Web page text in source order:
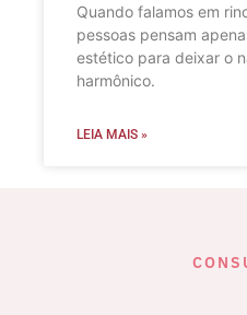
Quando falamos em
pessoas pensam
estético para deixar o
harmônico.
LEIA MAIS »